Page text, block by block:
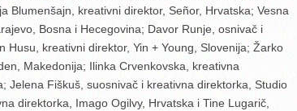
Blumenšajn, kreativni direktor, Señor, Hrvatska; Vesna
Bosna i Hecegovina; Davor Runje, osnivač i
Husu, kreativni direktor, Yin + Young, Slovenija; Žarko
Makedonija; Ilinka Crvenkovska, kreativna
Jelena Fiškuš, suosnivač i kreativna direktorka, Studio
direktorka, Imago Ogilvy, Hrvatska i Tine Lugarič,